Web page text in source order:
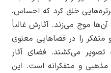
خلق کرد که احساس،
موج می‌زند. آثارش غالباً
متفکر را در فضاهایی معنوی
تصویر می‌کشند. فضای آثار
مذهبی و متفکرانه است. این